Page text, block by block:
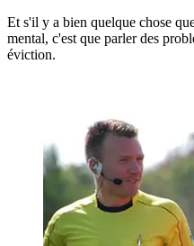
Et s'il y a bien quelque chose
mental, c'est que parler des
éviction.